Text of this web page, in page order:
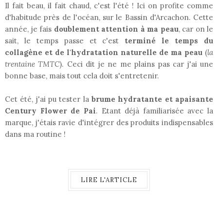
Il fait beau, il fait chaud, c'est l'été ! Ici on profite comme
d'habitude près de l'océan, sur le Bassin d'Arcachon. Cette
année, je fais doublement attention à ma peau, car on le
sait, le temps passe et c'est terminé le temps du
collagène et de l'hydratation naturelle de ma peau (la
trentaine TMTC). Ceci dit je ne me plains pas car j'ai une
bonne base, mais tout cela doit s'entretenir.
Cet été, j'ai pu tester la brume hydratante et apaisante
Century Flower de Pai. Etant déjà familiarisée avec la
marque, j'étais ravie d'intégrer des produits indispensables
dans ma routine !
LIRE L'ARTICLE